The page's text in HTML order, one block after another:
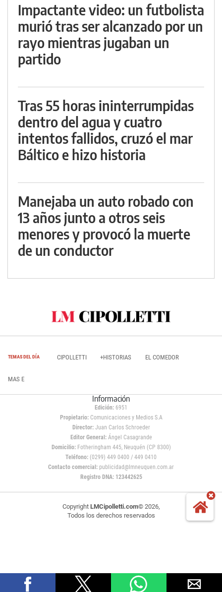
Impactante video: un futbolista
murió tras ser alcanzado por un
rayo mientras jugaban un
partido
Tras 55 horas ininterrumpidas
dentro del agua y cuatro
intentos fallidos, cruzó el mar
Báltico e hizo historia
Manejaba un auto robado con
13 años junto a otros seis
menores y provocó la muerte
de un conductor
TEMAS DEL DÍA CIPOLLETTI +HISTORIAS EL COMEDOR
MAS E
Información
Edición: 6951
Propietario:Comunicaciones y Medios S.A
Director: Juan Carlos Schroeder
Editor General:Ángel Casagrande
Domicilio:Fotheringham 445, Neuquén (CP 8300)
Teléfono: (0299) 449 0400 / 449 0410
Contacto comercial: publicidad@lmneuquen.com.ar
Registro DNA: 123442625
Copyright LMCipolletti.com© 2026,
Todos los derechos reservados